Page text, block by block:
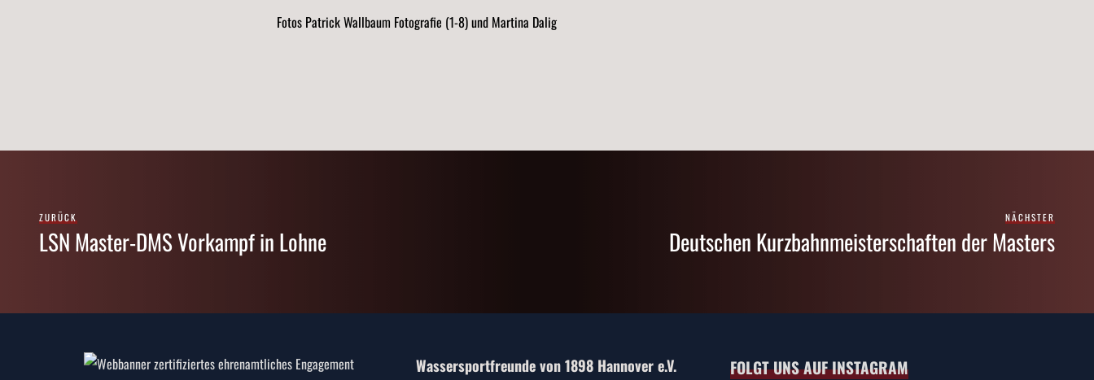
Fotos Patrick Wallbaum Fotografie (1-8) und Martina Dalig
ZURÜCK
LSN Master-DMS Vorkampf in Lohne
NÄCHSTER
Deutschen Kurzbahnmeisterschaften der Masters
Wassersportfreunde von 1898 Hannover e.V.
FOLGT UNS AUF INSTAGRAM